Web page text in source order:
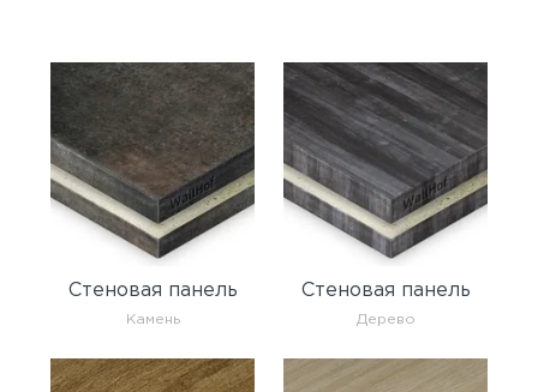
Стеновая панель
Камень
Стеновая панель
Дерево